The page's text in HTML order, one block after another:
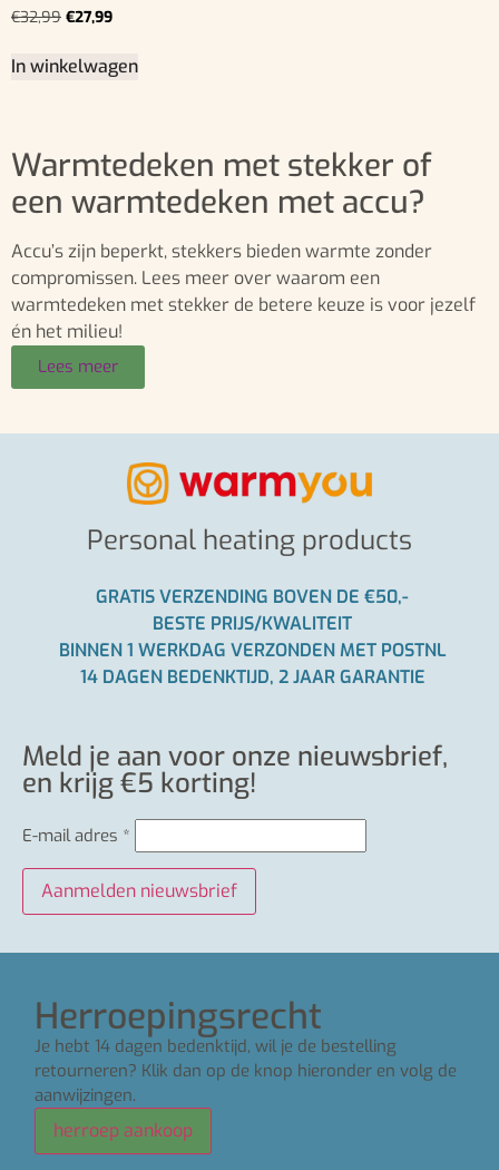
€32,99 €27,99
In winkelwagen
Warmtedeken met stekker of
een warmtedeken met accu?
Accu’s zijn beperkt, stekkers bieden warmte zonder
compromissen. Lees meer over waarom een
warmtedeken met stekker de betere keuze is voor jezelf
én het milieu!
Lees meer
Personal heating products
GRATIS VERZENDING BOVEN DE €50,-
BESTE PRIJS/KWALITEIT
BINNEN 1 WERKDAG VERZONDEN MET POSTNL
14 DAGEN BEDENKTIJD, 2 JAAR GARANTIE
Meld je aan voor onze nieuwsbrief,
en krijg €5 korting!
E-mail adres *
Herroepingsrecht
Je hebt 14 dagen bedenktijd, wil je de bestelling
retourneren? Klik dan op de knop hieronder en volg de
aanwijzingen.
herroep aankoop